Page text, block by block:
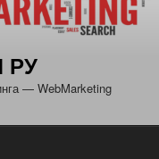
РУ
— WebMarketing